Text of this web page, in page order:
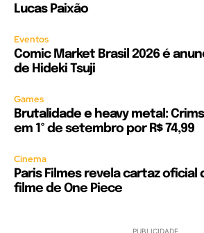
Lucas Paixão
Eventos
Comic Market Brasil 2026 é
de Hideki Tsuji
Games
Brutalidade e heavy metal:
em 1º de setembro por R$ 74,99
Cinema
Paris Filmes revela cartaz oficial
filme de One Piece
PUBLICIDADE